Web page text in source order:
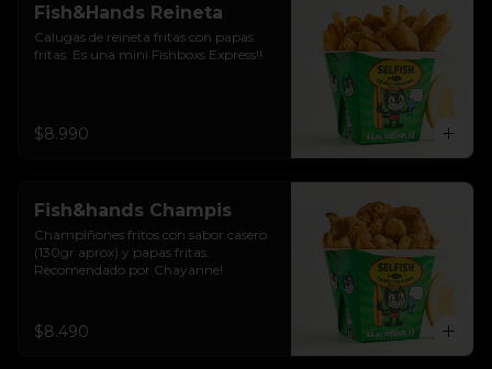
Fish&Hands Reineta
Calugas de reineta fritas con papas
fritas. Es una mini Fishboxs Express!!
$8.990
Fish&hands Champis
Champiñones fritos con sabor casero
(130gr aprox) y papas fritas.
Recomendado por Chayanne!
$8.490